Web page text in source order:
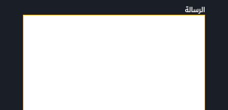
الرسالة